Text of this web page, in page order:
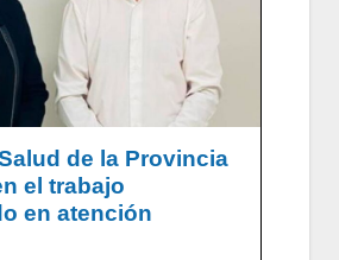
de la Provincia
el trabajo
en atención